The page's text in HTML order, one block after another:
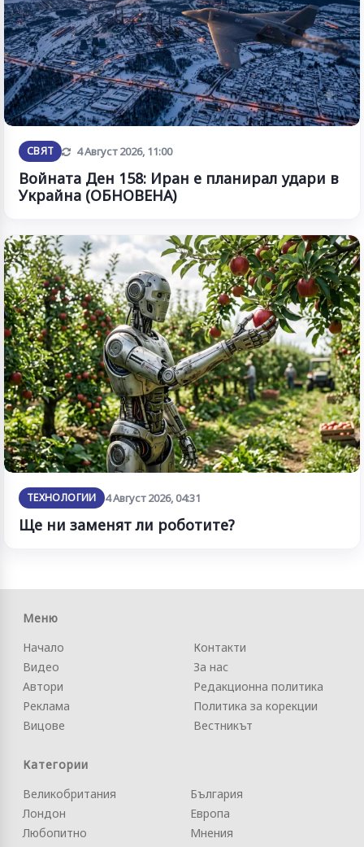
СВЯТ Обновена
4 Август 2026, 11:00
Войната Ден 158: Иран е планирал удари в
Украйна (ОБНОВЕНА)
ТЕХНОЛОГИИ 4 Август 2026, 04:31
Ще ни заменят ли роботите?
Меню
Начало
Видео
Автори
Реклама
Вицове
Контакти
За нас
Редакционна политика
Политика за корекции
Вестникът
Категории
Великобритания
Лондон
Любопитно
България
Европа
Мнения